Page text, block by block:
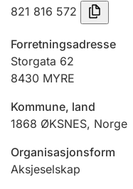
Tinglysing
Jeger
Ektepaktveileder
821 816 572
Forretningsadresse
Storgata 62
8430 MYRE
Kommune, land
1868 ØKSNES, Norge
Organisasjonsform
Aksjeselskap